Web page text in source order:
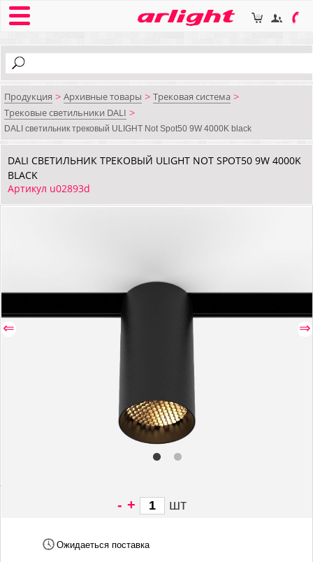
Продукция > Архивные товары > Трековая система >
Трековые светильники DALI >
DALI cветильник трековый ULIGHT Not Spot50 9W 4000K black
DALI CВЕТИЛЬНИК ТРЕКОВЫЙ ULIGHT NOT SPOT50 9W 4000K
BLACK
Артикул u02893d
⇐ ⇒
- + шт
Ожидаеться поставка